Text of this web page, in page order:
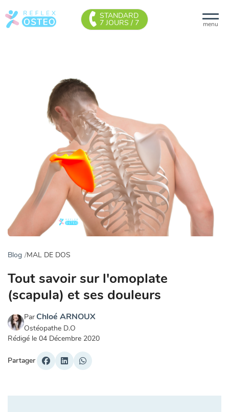
menu
STANDARD
7 JOURS / 7
Blog MAL DE DOS
Tout savoir sur l'omoplate
(scapula) et ses douleurs
Par Chloé ARNOUX
Ostéopathe D.O
Rédigé le 04 Décembre 2020
Partager